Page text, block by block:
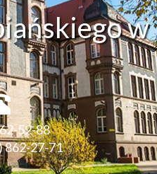
w
52-88
862-27-71